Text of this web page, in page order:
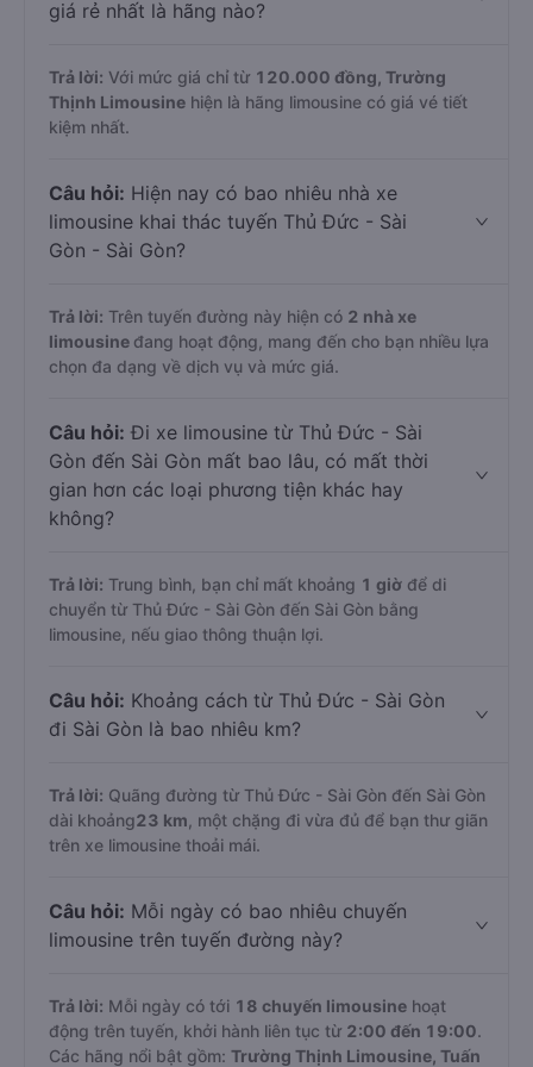
giá rẻ nhất là hãng nào?
Trả lời: Với mức giá chỉ từ 120.000 đồng, Trường
Thịnh Limousine hiện là hãng limousine có giá vé tiết
kiệm nhất.
Câu hỏi: Hiện nay có bao nhiêu nhà xe
limousine khai thác tuyến Thủ Đức - Sài
Gòn - Sài Gòn?
Trả lời: Trên tuyến đường này hiện có 2 nhà xe
limousine đang hoạt động, mang đến cho bạn nhiều lựa
chọn đa dạng về dịch vụ và mức giá.
Câu hỏi: Đi xe limousine từ Thủ Đức - Sài
Gòn đến Sài Gòn mất bao lâu, có mất thời
gian hơn các loại phương tiện khác hay
không?
Trả lời: Trung bình, bạn chỉ mất khoảng 1 giờ để di
chuyển từ Thủ Đức - Sài Gòn đến Sài Gòn bằng
limousine, nếu giao thông thuận lợi.
Câu hỏi: Khoảng cách từ Thủ Đức - Sài Gòn
đi Sài Gòn là bao nhiêu km?
Trả lời: Quãng đường từ Thủ Đức - Sài Gòn đến Sài Gòn
dài khoảng23 km , một chặng đi vừa đủ để bạn thư giãn
trên xe limousine thoải mái.
Câu hỏi: Mỗi ngày có bao nhiêu chuyến
limousine trên tuyến đường này?
Trả lời: Mỗi ngày có tới 18 chuyến limousine hoạt
động trên tuyến, khởi hành liên tục từ 2:00 đến 19:00.
Các hãng nổi bật gồm: Trường Thịnh Limousine, Tuấn